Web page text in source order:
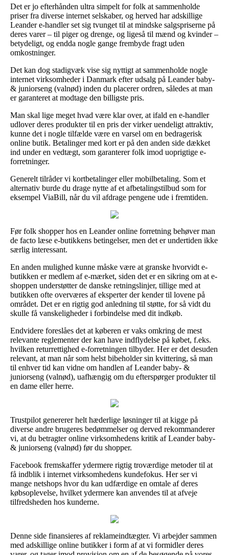
Det er jo efterhånden ultra simpelt for folk at sammenholde
priser fra diverse internet selskaber, og herved har adskillige
Leander e-handler set sig tvunget til at mindske salgspriserne på
deres varer – til piger og drenge, og ligeså til mænd og kvinder –
betydeligt, og endda nogle gange frembyde fragt uden
omkostninger.
Det kan dog stadigvæk vise sig nyttigt at sammenholde nogle
internet virksomheder i Danmark efter udsalg på Leander baby-
& juniorseng (valnød) inden du placerer ordren, således at man
er garanteret at modtage den billigste pris.
Man skal lige meget hvad være klar over, at ifald en e-handler
udlover deres produkter til en pris der virker uendeligt attraktiv,
kunne det i nogle tilfælde være en varsel om en bedragerisk
online butik. Betalinger med kort er på den anden side dækket
ind under en vedtægt, som garanterer folk imod uoprigtige e-
forretninger.
Generelt tilråder vi kortbetalinger eller mobilbetaling. Som et
alternativ burde du drage nytte af et afbetalingstilbud som for
eksempel ViaBill, når du vil afdrage pengene ude i fremtiden.
Før folk shopper hos en Leander online forretning behøver man
de facto læse e-butikkens betingelser, men det er undertiden ikke
særlig interessant.
En anden mulighed kunne måske være at granske hvorvidt e-
butikken er medlem af e-mærket, siden det er en sikring om at e-
shoppen understøtter de danske retningslinjer, tillige med at
butikken ofte overværes af eksperter der kender til lovene på
området. Det er en rigtig god anledning til støtte, for så vidt du
skulle få vanskeligheder i forbindelse med dit indkøb.
Endvidere foreslåes det at køberen er vaks omkring de mest
relevante reglementer der kan have indflydelse på købet, f.eks.
hvilken returrettighed e-forretningen tilbyder. Her er det desuden
relevant, at man når som helst bibeholder sin kvittering, så man
til enhver tid kan vidne om handlen af Leander baby- &
juniorseng (valnød), uafhængig om du efterspørger produkter til
en dame eller herre.
Trustpilot genererer helt hæderlige løsninger til at kigge på
diverse andre brugeres bedømmelser og derved rekommanderer
vi, at du betragter online virksomhedens kritik af Leander baby-
& juniorseng (valnød) før du shopper.
Facebook fremskaffer ydermere rigtig troværdige metoder til at
få indblik i internet virksomhedens kundefokus. Her ser vi
mange netshops hvor du kan udfærdige en omtale af deres
købsoplevelse, hvilket ydermere kan anvendes til at afveje
tilfredsheden hos kunderne.
Denne side finansieres af reklameindtægter. Vi arbejder sammen
med adskillige online butikker i form af at vi formidler deres